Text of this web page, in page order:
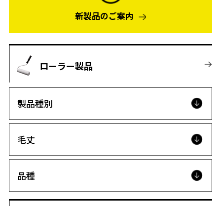
新製品のご案内
ローラー製品
製品種別
毛丈
品種